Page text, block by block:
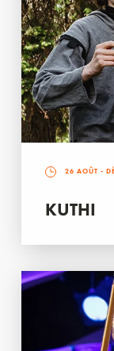
26 AOÛT -
KUTHI